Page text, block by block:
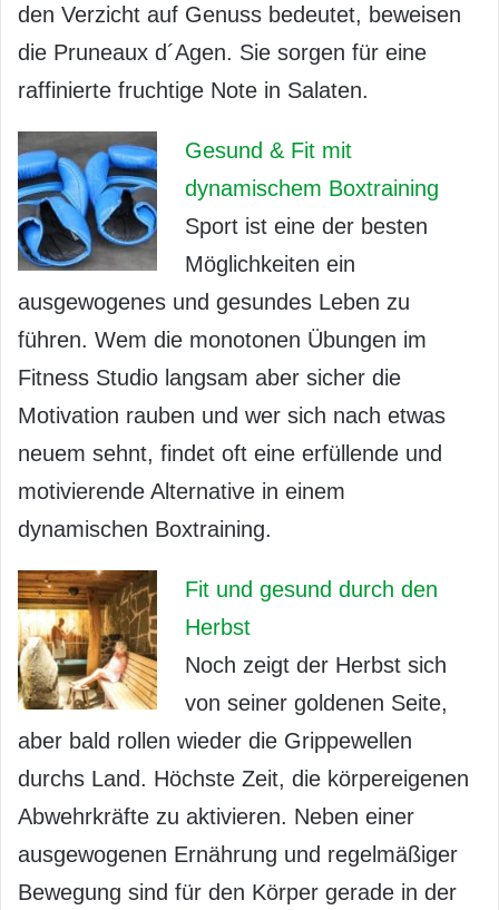
den Verzicht auf Genuss bedeutet, beweisen
die Pruneaux d´Agen. Sie sorgen für eine
raffinierte fruchtige Note in Salaten.
Gesund & Fit mit
dynamischem Boxtraining
Sport ist eine der besten
Möglichkeiten ein
ausgewogenes und gesundes Leben zu
führen. Wem die monotonen Übungen im
Fitness Studio langsam aber sicher die
Motivation rauben und wer sich nach etwas
neuem sehnt, findet oft eine erfüllende und
motivierende Alternative in einem
dynamischen Boxtraining.
Fit und gesund durch den
Herbst
Noch zeigt der Herbst sich
von seiner goldenen Seite,
aber bald rollen wieder die Grippewellen
durchs Land. Höchste Zeit, die körpereigenen
Abwehrkräfte zu aktivieren. Neben einer
ausgewogenen Ernährung und regelmäßiger
Bewegung sind für den Körper gerade in der